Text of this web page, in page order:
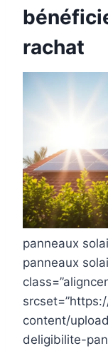
rachat
panneaux
panneaux
content/
deligibilite-